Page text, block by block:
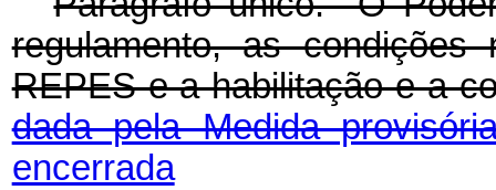
regulamento, as
REPES e a habilitação e a
dada pela Medida
encerrada